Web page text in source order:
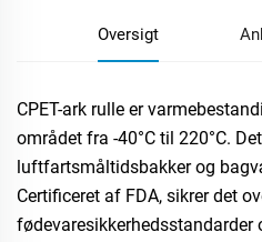
Oversigt
CPET-ark rulle er
området fra -40°C til 220°C.
luftfartsmåltidsbakker og
Certificeret af FDA, sikrer det
fødevaresikkerhedsstandarder